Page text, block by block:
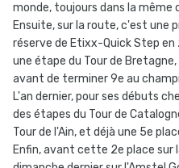
monde, toujours dans la même
Ensuite, sur la route, c'est une
réserve de Etixx-Quick Step
une étape du Tour de
avant de terminer 9e au
L'an dernier, pour ses débuts
des étapes du Tour de
Tour de l'Ain, et déjà une 5e
Enfin, avant cette 2e place sur